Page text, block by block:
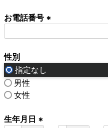
お電話番号
性別
指定なし
男性
女性
生年月日